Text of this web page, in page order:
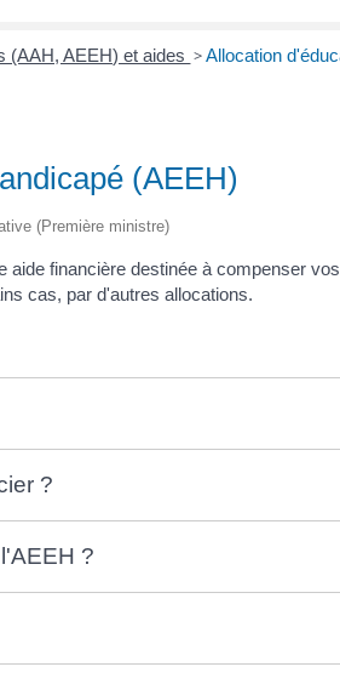
(AAH, AEEH) et aides > Allocation
(AEEH)
(Première ministre)
financière destinée à compenser
cas, par d'autres allocations.
?
?